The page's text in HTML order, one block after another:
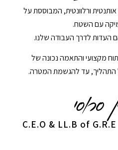
ורלוונטית, המבוססת על
עם השטח.
העדות לדרך העבודה שלנו.
מקצועי והתאמה נכונה של
התהליך, עד להגשמת המטרה.
C.E.O & LL.B of G.R.E